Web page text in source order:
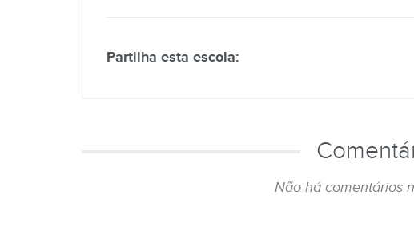
Partilha esta escola:
Não há comentários